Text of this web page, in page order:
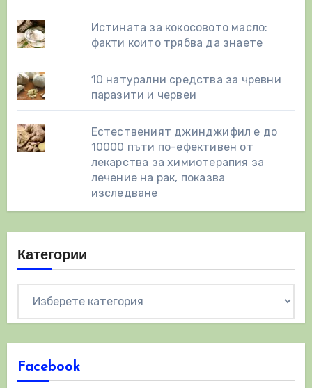
Истината за кокосовото масло:
факти които трябва да знаете
10 натурални средства за чревни
паразити и червеи
Естественият джинджифил е до
10000 пъти по-ефективен от
лекарства за химиотерапия за
лечение на рак, показва
изследване
Категории
Facebook